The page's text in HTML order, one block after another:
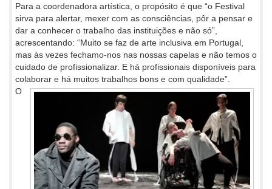
Para a coordenadora artística, o propósito é que “o Festival
sirva para alertar, mexer com as consciências, pôr a pensar e
dar a conhecer o trabalho das instituições e não só”,
acrescentando: “Muito se faz de arte inclusiva em Portugal,
mas às vezes fechamo-nos nas nossas capelas e não temos o
cuidado de profissionalizar. E há profissionais disponíveis para
colaborar e há muitos trabalhos bons e com qualidade”.
O